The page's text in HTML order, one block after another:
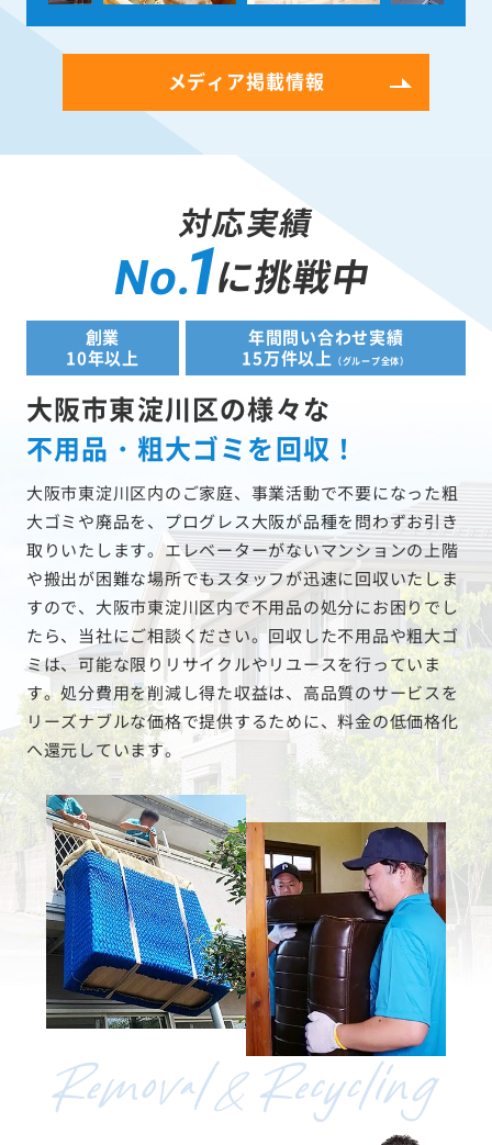
メディア掲載情報
対応実績
No.1に挑戦中
創業
10年以上
年間問い合わせ実績
15万件以上
（グループ全体）
大阪市東淀川区の様々な
不用品・粗大ゴミを回収！
大阪市東淀川区内のご家庭、事業活動で不要になった粗
大ゴミや廃品を、プログレス大阪が品種を問わずお引き
取りいたします。エレベーターがないマンションの上階
や搬出が困難な場所でもスタッフが迅速に回収いたしま
すので、大阪市東淀川区内で不用品の処分にお困りでし
たら、当社にご相談ください。回収した不用品や粗大ゴ
ミは、可能な限りリサイクルやリユースを行っていま
す。処分費用を削減し得た収益は、高品質のサービスを
リーズナブルな価格で提供するために、料金の低価格化
へ還元しています。